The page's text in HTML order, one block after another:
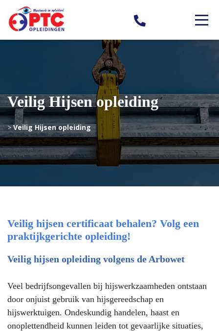
Veilig Hijsen opleiding
>Veilig Hijsen opleiding
Veilig hijsen certificaat behalen? Volg een
praktijkgerichte opleiding!
Veilig hijsen opleiding volgens de Arbowet
Veel bedrijfsongevallen bij hijswerkzaamheden ontstaan
door onjuist gebruik van hijsgereedschap en
hijswerktuigen. Ondeskundig handelen, haast en
onoplettendheid kunnen leiden tot gevaarlijke situaties,